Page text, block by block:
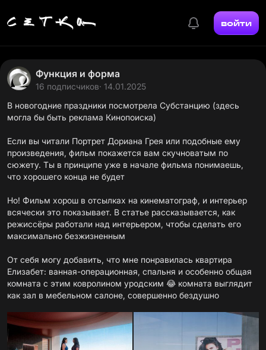
войти
Функция и форма
16 подписчиков· 14.01.2025
В новогодние праздники посмотрела Субстанцию (здесь
могла бы быть реклама Кинопоиска)
Если вы читали Портрет Дориана Грея или подобные ему
произведения, фильм покажется вам скучноватым по
сюжету. Ты в принципе уже в начале фильма понимаешь,
что хорошего конца не будет
Но! Фильм хорош в отсылках на кинематограф, и интерьер
всячески это показывает. В статье рассказывается, как
режиссёры работали над интерьером, чтобы сделать его
максимально безжизненным
От себя могу добавить, что мне понравилась квартира
Елизабет: ванная-операционная, спальня и особенно общая
комната с этим ковролином уродским 😂 комната выглядит
как зал в мебельном салоне, совершенно бездушно